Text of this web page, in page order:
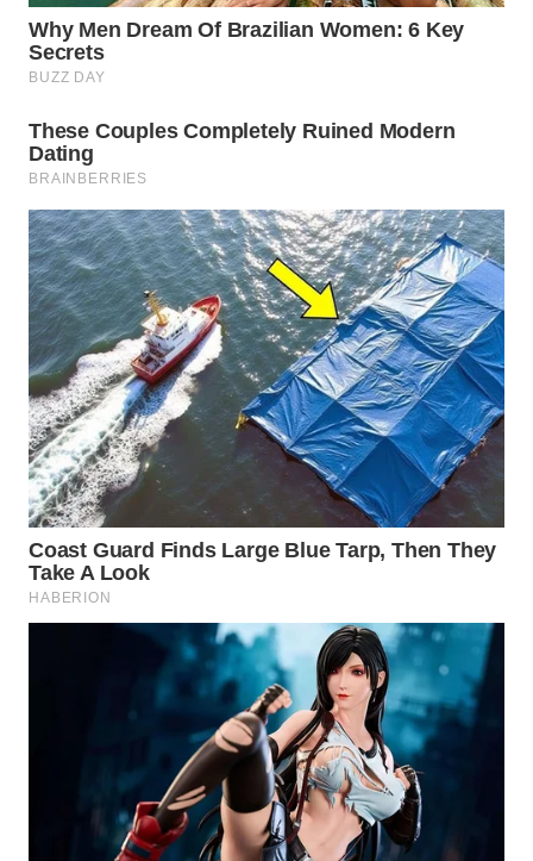
WAHANA
TANI
ADVOKAT
INFRASTRUKTUR
WAHANA
KONSUMEN
WAHANA
LISTRIK
WAHANA
TRAVEL
WAHANA
TV
WAHANANEWS
WAHANANEWS
NET